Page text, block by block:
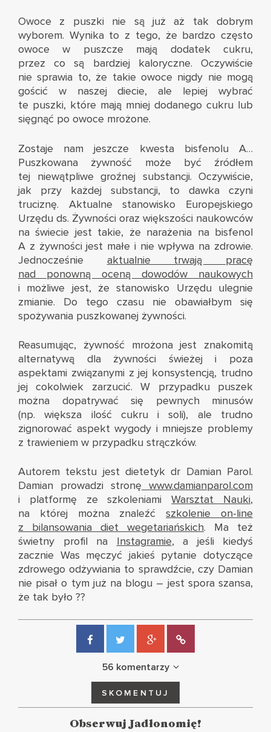
Owoce z puszki nie są już aż tak dobrym
wyborem. Wynika to z tego, że bardzo często
owoce w puszcze mają dodatek cukru,
przez co są bardziej kaloryczne. Oczywiście
nie sprawia to, że takie owoce nigdy nie mogą
gościć w naszej diecie, ale lepiej wybrać
te puszki, które mają mniej dodanego cukru lub
sięgnąć po owoce mrożone.
Zostaje nam jeszcze kwesta bisfenolu A…
Puszkowana żywność może być źródłem
tej niewątpliwe groźnej substancji. Oczywiście,
jak przy każdej substancji, to dawka czyni
truciznę. Aktualne stanowisko Europejskiego
Urzędu ds. Żywności oraz większości naukowców
na świecie jest takie, że narażenia na bisfenol
A z żywności jest małe i nie wpływa na zdrowie.
Jednocześnie aktualnie trwają pracę
nad ponowną oceną dowodów naukowych
i możliwe jest, że stanowisko Urzędu ulegnie
zmianie. Do tego czasu nie obawiałbym się
spożywania puszkowanej żywności.
Reasumując, żywność mrożona jest znakomitą
alternatywą dla żywności świeżej i poza
aspektami związanymi z jej konsystencją, trudno
jej cokolwiek zarzucić. W przypadku puszek
można dopatrywać się pewnych minusów
(np. większa ilość cukru i soli), ale trudno
zignorować aspekt wygody i mniejsze problemy
z trawieniem w przypadku strączków.
Autorem tekstu jest dietetyk dr Damian Parol.
Damian prowadzi stronę www.damianparol.com
i platformę ze szkoleniamiWarsztat Nauki,
na której można znaleźćszkolenie on-line
z bilansowania diet wegetariańskich. Ma też
świetny profil na Instagramie, a jeśli kiedyś
zacznie Was męczyć jakieś pytanie dotyczące
zdrowego odżywiania to sprawdźcie, czy Damian
nie pisał o tym już na blogu – jest spora szansa,
że tak było ??
56 komentarzy
SKOMENTUJ
Obserwuj Jadłonomię!